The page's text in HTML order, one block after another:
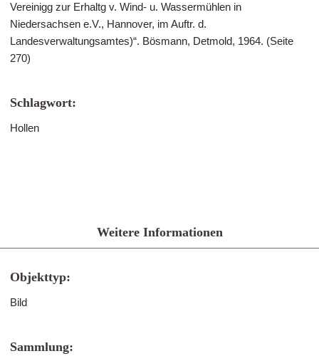
Vereinigg zur Erhaltg v. Wind- u. Wassermühlen in
Niedersachsen e.V., Hannover, im Auftr. d.
Landesverwaltungsamtes)“. Bösmann, Detmold, 1964. (Seite
270)
Schlagwort:
Hollen
Weitere Informationen
Objekttyp:
Bild
Sammlung: